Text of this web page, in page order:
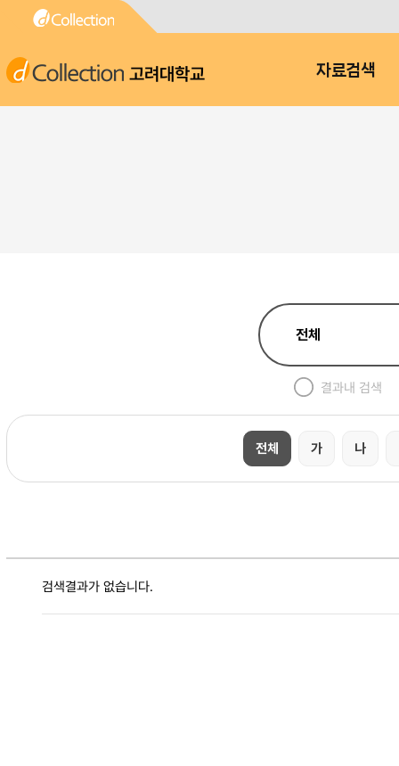
고려대학교 자료검색
결과내 검색
전체 가 나
검색결과가 없습니다.